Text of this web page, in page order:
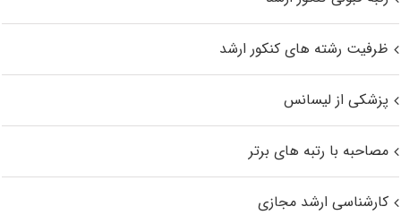
ظرفیت رشته های کنکور ارشد
پزشکی از لیسانس
مصاحبه با رتبه های برتر
کارشناسی ارشد مجازی